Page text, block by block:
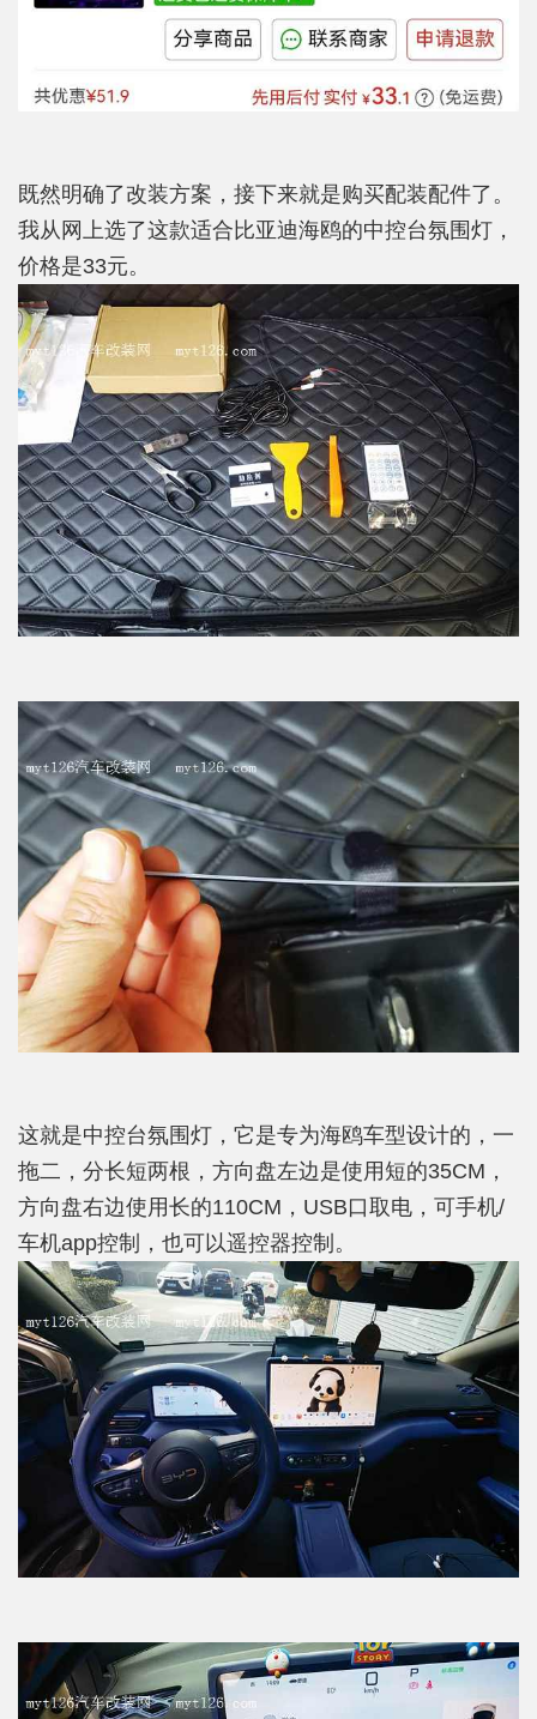
既然明确了改装方案，接下来就是购买配装配件了。
我从网上选了这款适合比亚迪海鸥的中控台氛围灯，
价格是33元。
这就是中控台氛围灯，它是专为海鸥车型设计的，一
拖二，分长短两根，方向盘左边是使用短的35CM，
方向盘右边使用长的110CM，USB口取电，可手机/
车机app控制，也可以遥控器控制。